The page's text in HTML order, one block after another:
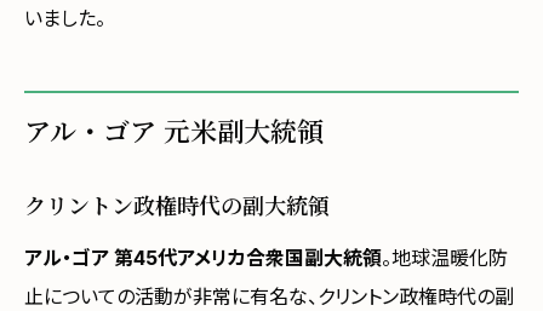
いました。
アル・ゴア 元米副大統領
クリントン政権時代の副大統領
アル・ゴア 第45代アメリカ合衆国副大統領。地球温暖化防
止についての活動が非常に有名な、クリントン政権時代の副